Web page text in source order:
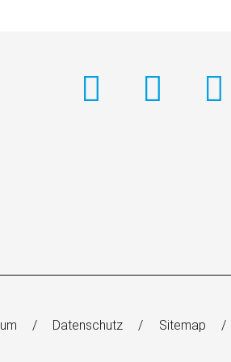
Datenschutz Sitemap